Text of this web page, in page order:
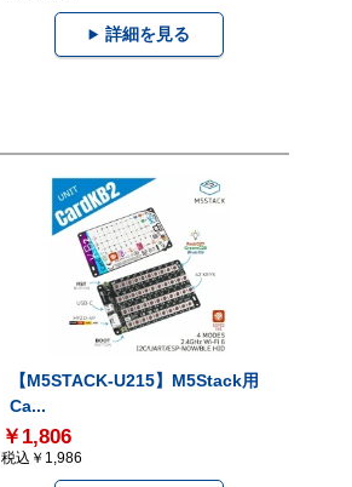
詳細を見る
【M5STACK-U215】M5Stack用
Ca...
￥1,806
税込￥1,986